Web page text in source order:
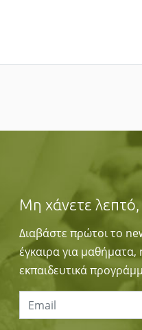
Μη χάνετε
Διαβάστε πρώτοι το
έγκαιρα για
εκπαιδευτικά